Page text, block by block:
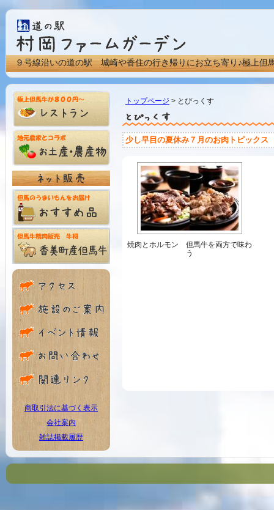
９号線沿いの道の駅 城崎や香住の行き帰りにお立ち寄り♪極上但
商取引法に基づく表示
会社案内
雑誌掲載履歴
トップページ > とぴっくす
少し早目の夏休み７月のお肉トピック
焼肉とホルモン 但馬牛を両方で味わ
う